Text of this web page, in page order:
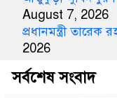
August 7, 2026
প্রধানমন্ত্রী
2026
সর্বশেষ সংবাদ